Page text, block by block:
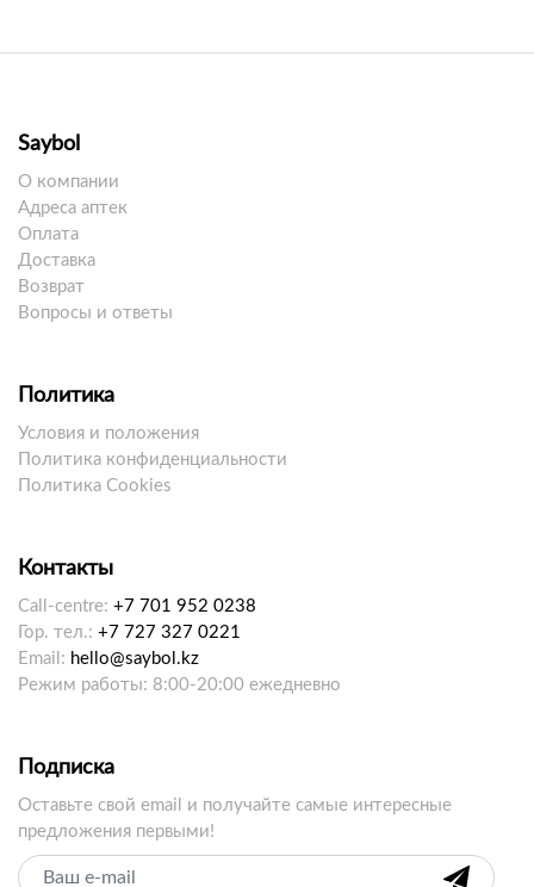
Saybol
О компании
Адреса аптек
Оплата
Доставка
Возврат
Вопросы и ответы
Политика
Условия и положения
Политика конфиденциальности
Политика Cookies
Контакты
Call-centre: +7 701 952 0238
Гор. тел.: +7 727 327 0221
Email: hello@saybol.kz
Режим работы: 8:00-20:00 ежедневно
Подписка
Оставьте свой email и получайте самые интересные
предложения первыми!